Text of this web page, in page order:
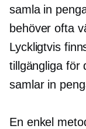
samla in
behöver ofta
Lyckligtvis
tillgängliga för
samlar in
En enkel